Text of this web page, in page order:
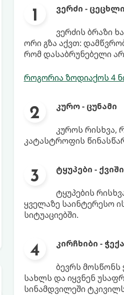
ვერძი - ცეცხლი
ვერძის ბრაზი
ორი გზა აქვთ:
რომ დასაბრუნებელი
როგორია ზოდიაქოს 4
კურო - ცუნამი
კუროს რისხვა,
კატასტროფის
ტყუპები -
ტყუპების
ყველაზე საინტერესო
სიტუაციებში.
კირჩხიბი -
ბევრს მოსწონს
სახლს და იყვნენ
სინამდვილეში